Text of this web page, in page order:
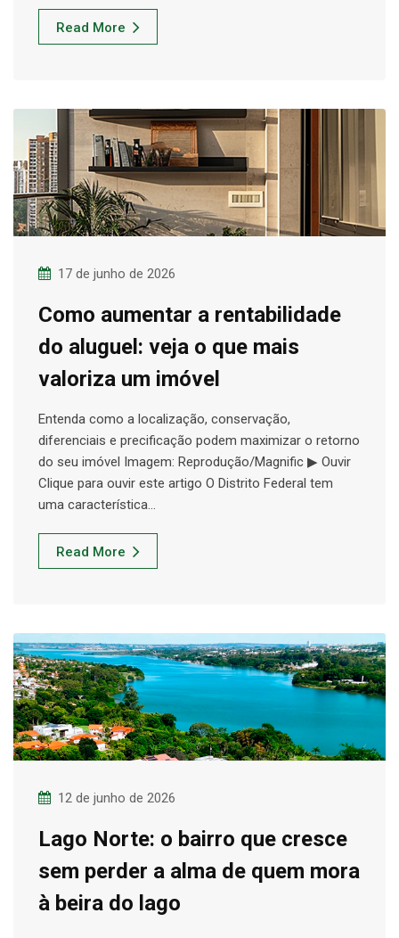
Read More
17 de junho de 2026
Como aumentar a rentabilidade
do aluguel: veja o que mais
valoriza um imóvel
Entenda como a localização, conservação,
diferenciais e precificação podem maximizar o retorno
do seu imóvel Imagem: Reprodução/Magnific ▶ Ouvir
Clique para ouvir este artigo O Distrito Federal tem
uma característica…
Read More
12 de junho de 2026
Lago Norte: o bairro que cresce
sem perder a alma de quem mora
à beira do lago